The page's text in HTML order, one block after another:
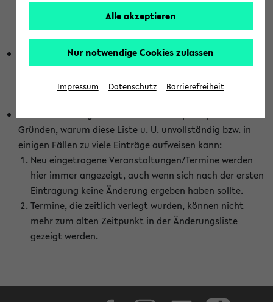
wurden. Die Anzeige ist semesterübergreifend und nicht
abhängig vom im eKVV gewählten Semester.
Die hier gezeigte Liste von Raumänderungen kann nur
vollständig sein, wenn den Fakultäten von den Lehrenden
die Änderungen zeitnah mitgeteilt und diese Änderungen
Gründen, warum diese Liste u. U. unvollständig bzw. in
einigen Fällen zu viele Einträge aufweisen kann:
Neu eingetragene Veranstaltungen/Termine werden
hier immer angezeigt, auch wenn sich nach der ersten
Eintragung keine Änderung ergeben haben sollte.
Termine, die zeitlich verlegt wurden, können nicht
mehr zum alten Zeitpunkt in der Änderungsliste
gezeigt werden.
Alle akzeptieren
Nur notwendige Cookies zulassen
Impressum Datenschutz Barrierefreiheit